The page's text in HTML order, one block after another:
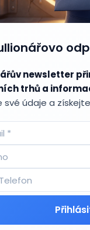
newsletter
trhů a
své údaje a